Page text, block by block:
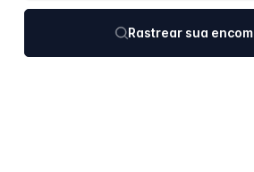
Rastrear sua